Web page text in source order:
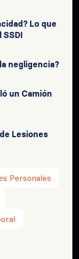
Lo que
negligencia?
un Camión
Lesiones
Personales